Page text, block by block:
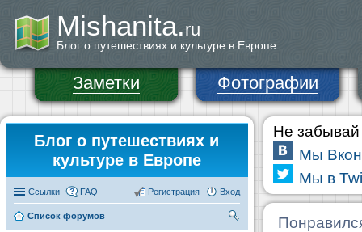
Mishanita.ru
Блог о путешествиях и культуре в Европе
Заметки Фотографии
Блог о путешествиях и
культуре в Европе
Ссылки FAQ Вход
Регистрация
Список форумов
Не забывай
Мы
Мы в